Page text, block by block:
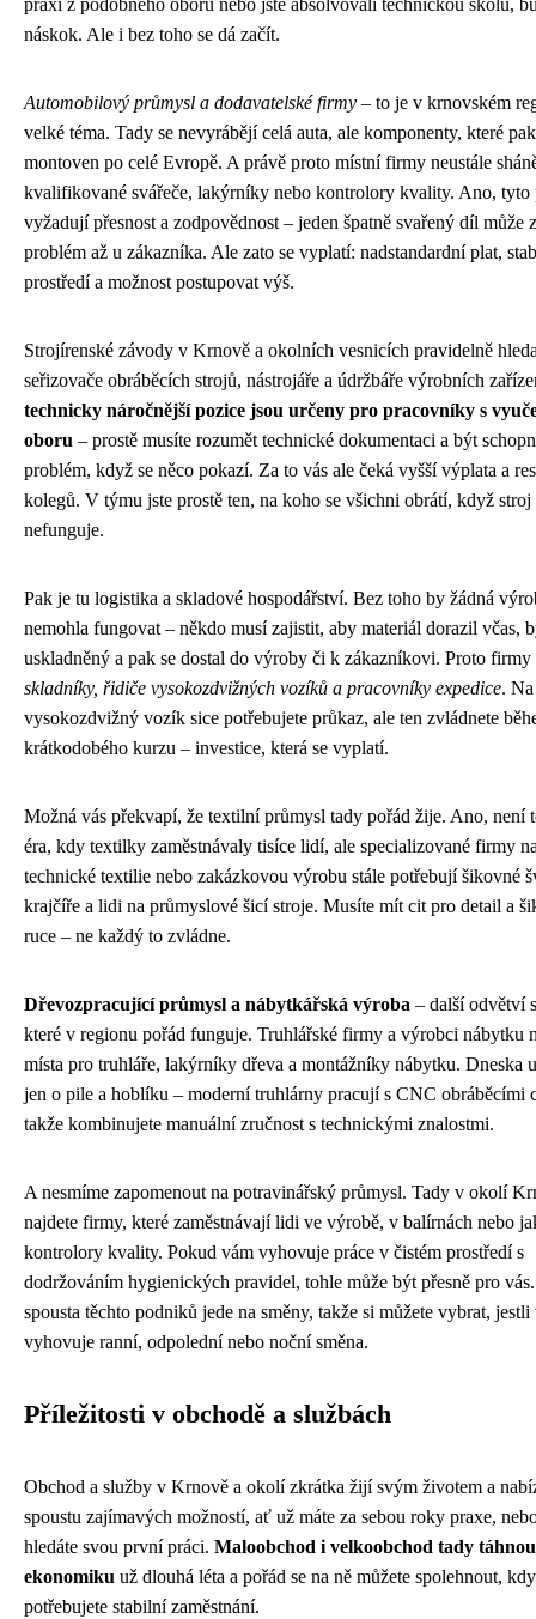
praxi z podobného oboru nebo jste absolvovali technickou školu,
náskok. Ale i bez toho se dá začít.
Automobilový průmysl a dodavatelské firmy – to je v krnovském
velké téma. Tady se nevyrábějí celá auta, ale komponenty, které
montoven po celé Evropě. A právě proto místní firmy neustále
kvalifikované svářeče, lakýrníky nebo kontrolory kvality. Ano, tyto
vyžadují přesnost a zodpovědnost – jeden špatně svařený díl může
problém až u zákazníka. Ale zato se vyplatí: nadstandardní plat,
prostředí a možnost postupovat výš.
Strojírenské závody v Krnově a okolních vesnicích pravidelně
seřizovače obráběcích strojů, nástrojáře a údržbáře výrobních
technicky náročnější pozice jsou určeny pro pracovníky s
oboru – prostě musíte rozumět technické dokumentaci a být
problém, když se něco pokazí. Za to vás ale čeká vyšší výplata a
kolegů. V týmu jste prostě ten, na koho se všichni obrátí, když stroj
nefunguje.
Pak je tu logistika a skladové hospodářství. Bez toho by žádná
nemohla fungovat – někdo musí zajistit, aby materiál dorazil včas,
uskladněný a pak se dostal do výroby či k zákazníkovi. Proto firmy
skladníky, řidiče vysokozdvižných vozíků a pracovníky expedice. Na
vysokozdvižný vozík sice potřebujete průkaz, ale ten zvládnete
krátkodobého kurzu – investice, která se vyplatí.
Možná vás překvapí, že textilní průmysl tady pořád žije. Ano, není
éra, kdy textilky zaměstnávaly tisíce lidí, ale specializované firmy
technické textilie nebo zakázkovou výrobu stále potřebují šikovné
krajčíře a lidi na průmyslové šicí stroje. Musíte mít cit pro detail a
ruce – ne každý to zvládne.
Dřevozpracující průmysl a nábytkářská výroba – další odvětví
které v regionu pořád funguje. Truhlářské firmy a výrobci nábytku
místa pro truhláře, lakýrníky dřeva a montážníky nábytku. Dneska
jen o pile a hoblíku – moderní truhlárny pracují s CNC obráběcími
takže kombinujete manuální zručnost s technickými znalostmi.
A nesmíme zapomenout na potravinářský průmysl. Tady v okolí
najdete firmy, které zaměstnávají lidi ve výrobě, v balírnách nebo
kontrolory kvality. Pokud vám vyhovuje práce v čistém prostředí s
dodržováním hygienických pravidel, tohle může být přesně pro
spousta těchto podniků jede na směny, takže si můžete vybrat,
vyhovuje ranní, odpolední nebo noční směna.
Příležitosti v obchodě a službách
Obchod a služby v Krnově a okolí zkrátka žijí svým životem a
spoustu zajímavých možností, ať už máte za sebou roky praxe,
hledáte svou první práci. Maloobchod i velkoobchod tady
ekonomiku už dlouhá léta a pořád se na ně můžete spolehnout,
potřebujete stabilní zaměstnání.